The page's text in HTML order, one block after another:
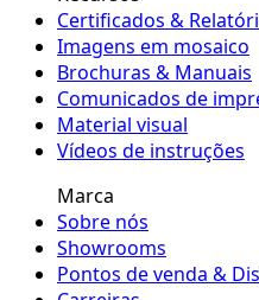
Certificados &
Imagens em mosaico
Brochuras & Manuais
Comunicados de
Material visual
Vídeos de instruções
Marca
Sobre nós
Showrooms
Pontos de venda &